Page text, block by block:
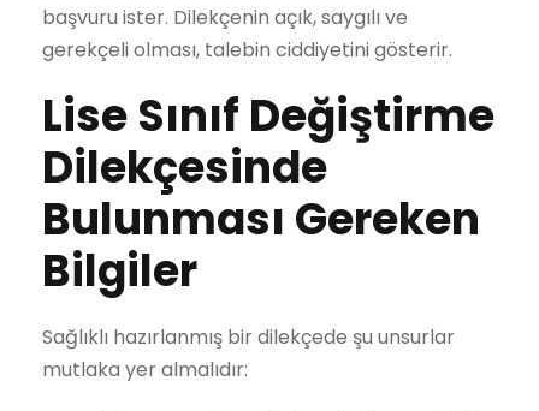
başvuru ister. Dilekçenin açık, saygılı ve
gerekçeli olması, talebin ciddiyetini gösterir.
Lise Sınıf Değiştirme
Dilekçesinde
Bulunması Gereken
Bilgiler
Sağlıklı hazırlanmış bir dilekçede şu unsurlar
mutlaka yer almalıdır: